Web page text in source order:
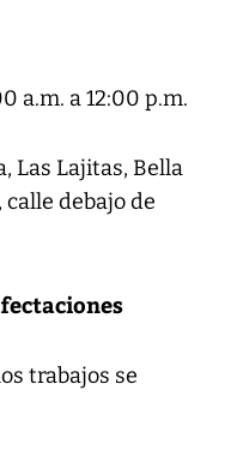
a.m. a 12:00 p.m.
Las Lajitas, Bella
debajo de
trabajos se